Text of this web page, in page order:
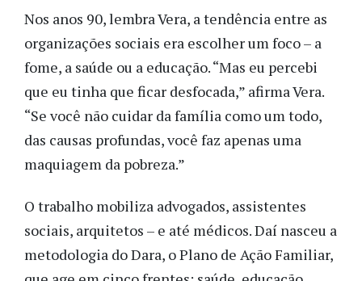
Nos anos 90, lembra Vera, a tendência entre as
organizações sociais era escolher um foco – a
fome, a saúde ou a educação. “Mas eu percebi
que eu tinha que ficar desfocada,” afirma Vera.
“Se você não cuidar da família como um todo,
das causas profundas, você faz apenas uma
maquiagem da pobreza.”
O trabalho mobiliza advogados, assistentes
sociais, arquitetos – e até médicos. Daí nasceu a
metodologia do Dara, o Plano de Ação Familiar,